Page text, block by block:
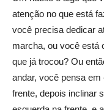
atenção no que está
você precisa dedicar
marcha, ou você está
que já trocou? Ou
andar, você pensa
frente, depois inclinar